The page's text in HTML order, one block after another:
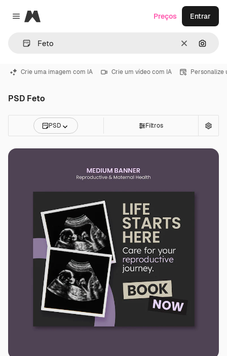
Close menu
Magnific
Limpar
Preços Entrar
Crie uma imagem com IA Crie um vídeo com IA Personalize
PSD Feto
PSD Filtros